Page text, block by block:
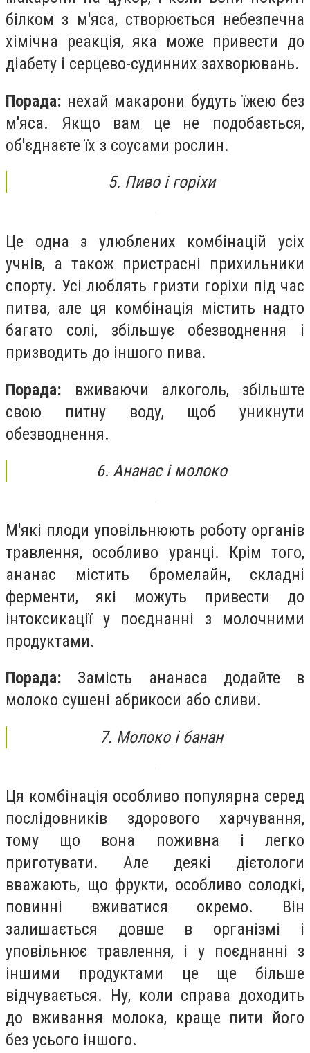
білком з м'яса, створюється небезпечна
хімічна реакція, яка може привести до
діабету і серцево-судинних захворювань.
Порада: нехай макарони будуть їжею без
м'яса. Якщо вам це не подобається,
об'єднаєте їх з соусами рослин.
5. Пиво і горіхи
Це одна з улюблених комбінацій усіх
учнів, а також пристрасні прихильники
спорту. Усі люблять гризти горіхи під час
питва, але ця комбінація містить надто
багато солі, збільшує обезводнення і
призводить до іншого пива.
Порада: вживаючи алкоголь, збільште
свою питну воду, щоб уникнути
обезводнення.
6. Ананас і молоко
М'які плоди уповільнюють роботу органів
травлення, особливо уранці. Крім того,
ананас містить бромелайн, складні
ферменти, які можуть привести до
інтоксикації у поєднанні з молочними
продуктами.
Порада: Замість ананаса додайте в
молоко сушені абрикоси або сливи.
7. Молоко і банан
Ця комбінація особливо популярна серед
послідовників здорового харчування,
тому що вона поживна і легко
приготувати. Але деякі дієтологи
вважають, що фрукти, особливо солодкі,
повинні вживатися окремо. Він
залишається довше в організмі і
уповільнює травлення, і у поєднанні з
іншими продуктами це ще більше
відчувається. Ну, коли справа доходить
до вживання молока, краще пити його
без усього іншого.